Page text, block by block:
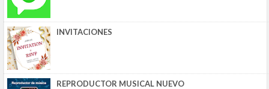
INVITACIONES
REPRODUCTOR MUSICAL NUEVO